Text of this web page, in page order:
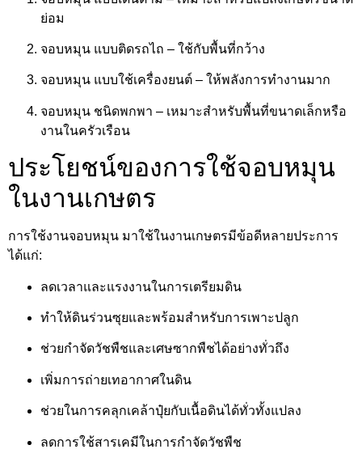
ย่อม
จอบหมุน แบบติดรถไถ – ใช้กับพื้นที่กว้าง
จอบหมุน แบบใช้เครื่องยนต์ – ให้พลังการทำงานมาก
จอบหมุน ชนิดพกพา – เหมาะสำหรับพื้นที่ขนาดเล็กหรือ
งานในครัวเรือน
ประโยชน์ของการใช้จอบหมุน
ในงานเกษตร
การใช้งานจอบหมุน มาใช้ในงานเกษตรมีข้อดีหลายประการ
ได้แก่:
ลดเวลาและแรงงานในการเตรียมดิน
ทำให้ดินร่วนซุยและพร้อมสำหรับการเพาะปลูก
ช่วยกำจัดวัชพืชและเศษซากพืชได้อย่างทั่วถึง
เพิ่มการถ่ายเทอากาศในดิน
ช่วยในการคลุกเคล้าปุ๋ยกับเนื้อดินได้ทั่วทั้งแปลง
ลดการใช้สารเคมีในการกำจัดวัชพืช